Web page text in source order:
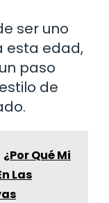
ser uno
esta edad,
paso
de
¿Por Qué Mi
Las